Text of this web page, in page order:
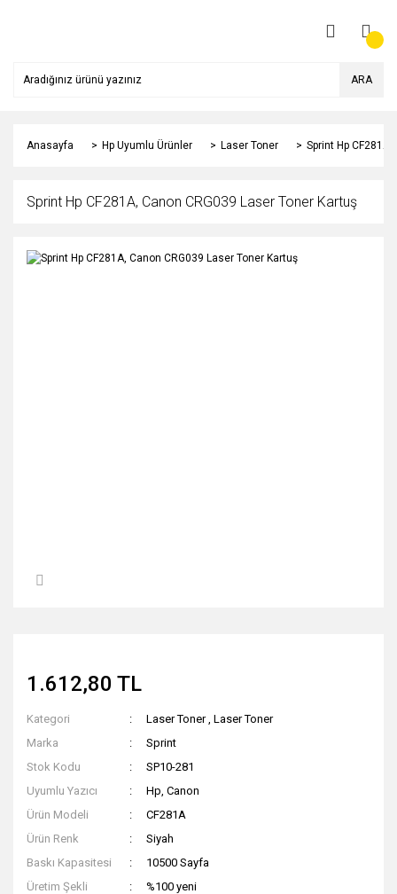
ARA
Anasayfa Hp Uyumlu Ürünler Laser Toner Sprint Hp
Sprint Hp CF281A, Canon CRG039 Laser Toner Kartuş
1.612,80 TL
Kategori Laser Toner ,Laser Toner
Marka
Sprint
Stok Kodu
SP10-281
Uyumlu Yazıcı
Hp, Canon
Ürün Modeli
CF281A
Ürün Renk
Siyah
Baskı Kapasitesi
10500 Sayfa
Üretim Şekli
%100 yeni